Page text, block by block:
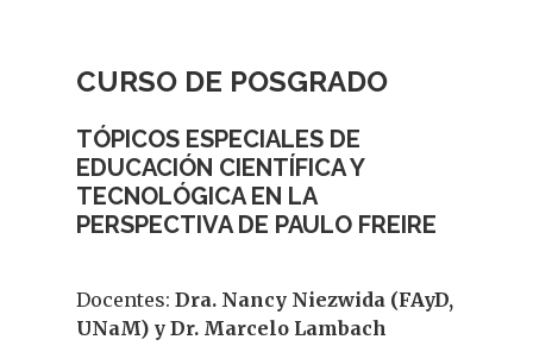
CURSO DE POSGRADO
TÓPICOS ESPECIALES DE
EDUCACIÓN CIENTÍFICA Y
TECNOLÓGICA EN LA
PERSPECTIVA DE PAULO FREIRE
Docentes: Dra. Nancy Niezwida (FAyD,
UNaM) y Dr. Marcelo Lambach